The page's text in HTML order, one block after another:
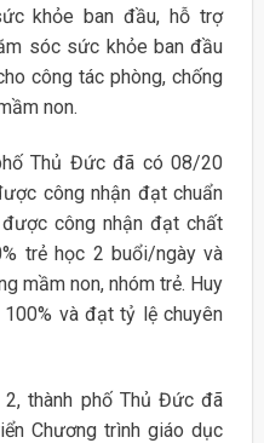
khỏe ban đầu, hỗ trợ
sóc sức khỏe ban đầu
công tác phòng, chống
non.
Thủ Đức đã có 08/20
công nhận đạt chuẩn
công nhận đạt chất
trẻ học 2 buổi/ngày và
mầm non, nhóm trẻ. Huy
và đạt tỷ lệ chuyên
thành phố Thủ Đức đã
Chương trình giáo dục